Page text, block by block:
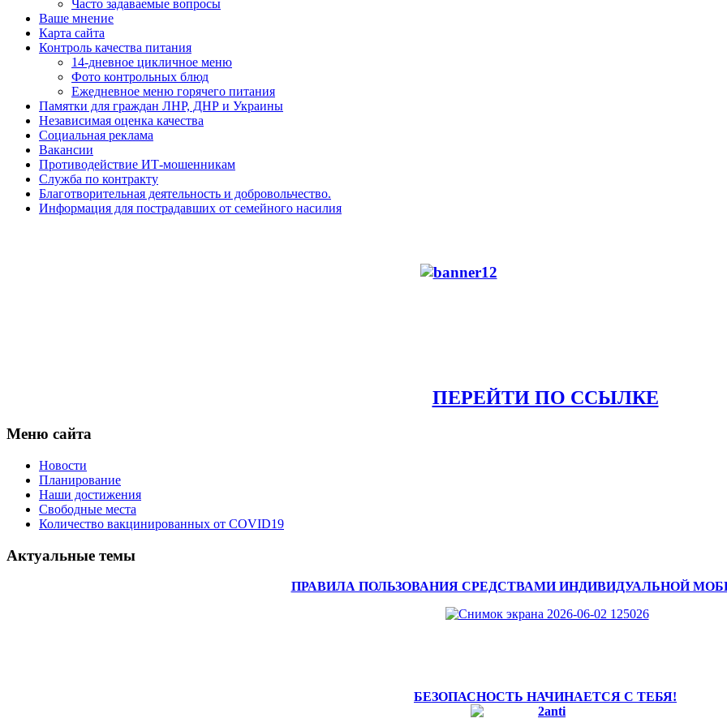
Часто задаваемые вопросы
Ваше мнение
Карта сайта
Контроль качества питания
14-дневное цикличное меню
Фото контрольных блюд
Ежедневное меню горячего питания
Памятки для граждан ЛНР, ДНР и Украины
Независимая оценка качества
Социальная реклама
Вакансии
Противодействие ИТ-мошенникам
Служба по контракту
Благотворительная деятельность и добровольчество.
Информация для пострадавших от семейного насилия
ПЕРЕЙТИ ПО ССЫЛКЕ
Меню сайта
Новости
Планирование
Наши достижения
Свободные места
Количество вакцинированных от COVID19
Актуальные темы
ПРАВИЛА ПОЛЬЗОВАНИЯ СРЕДСТВАМИ ИНДИВИДУАЛЬНОЙ
БЕЗОПАСНОСТЬ НАЧИНАЕТСЯ С ТЕБЯ!